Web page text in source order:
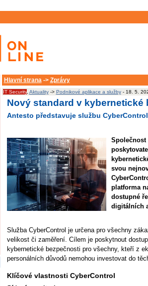
Hlavní strana-> Zprávy
IT Security, Aktuality-> Podnikové aplikace a služby- 18. 5.
Nový standard v kybernetické
Antesto představuje službu CyberControl
Společnost
svou
platforma
dostupné
digitálních
Služba CyberControl je určena pro všechny
velikost či zaměření. Cílem je poskytnout
kybernetické bezpečnosti pro všechny, kteří z
personálních důvodů nemohou investovat do
Klíčové vlastnosti CyberControl